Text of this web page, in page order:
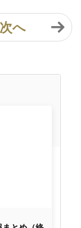
次へ